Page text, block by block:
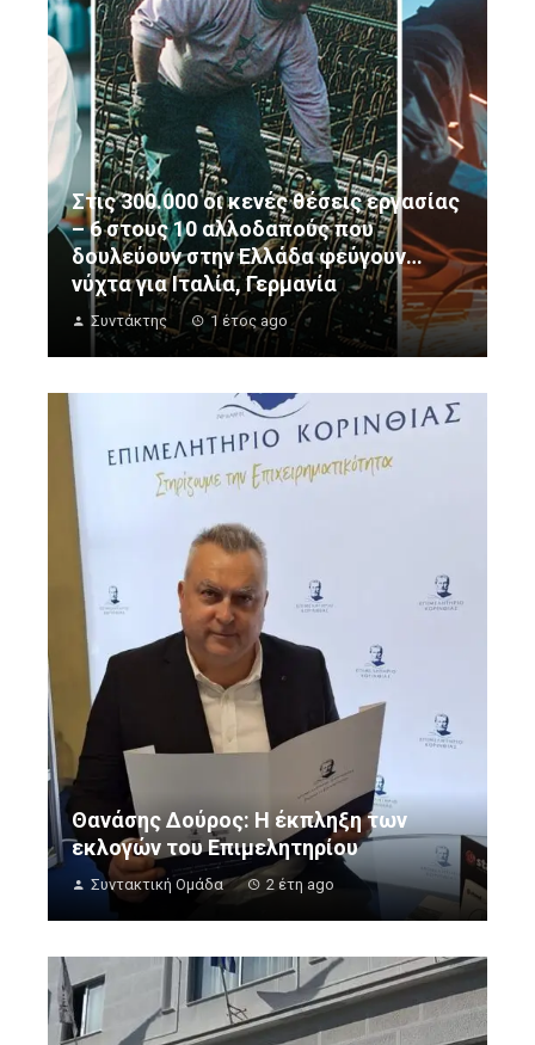
Στις 300.000 οι κενές θέσεις εργασίας
– 6 στους 10 αλλοδαπούς που
δουλεύουν στην Ελλάδα φεύγουν…
νύχτα για Ιταλία, Γερμανία
Συντάκτης 1 έτος ago
Θανάσης Δούρος: Η έκπληξη των
εκλογών του Επιμελητηρίου
Συντακτική Ομάδα 2 έτη ago